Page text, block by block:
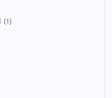
(1)